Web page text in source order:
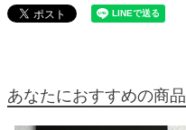
あなたにおすすめの商品